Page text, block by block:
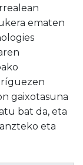
ematen
gaixotasuna
bat da, eta
eta